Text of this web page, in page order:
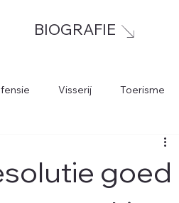
BIOGRAFIE
Visserij Toerisme
goed